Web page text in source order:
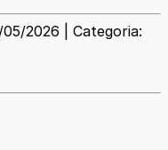
2026 | Categoria: